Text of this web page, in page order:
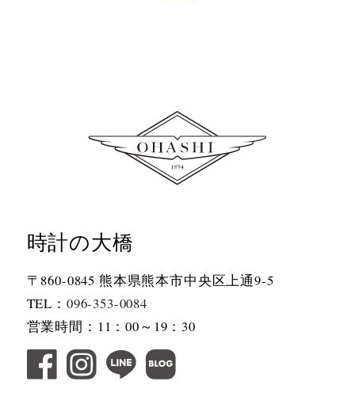
時計の大橋
〒860-0845 熊本県熊本市中央区上通9-5
TEL： 096-353-0084
営業時間：11：00～19：30